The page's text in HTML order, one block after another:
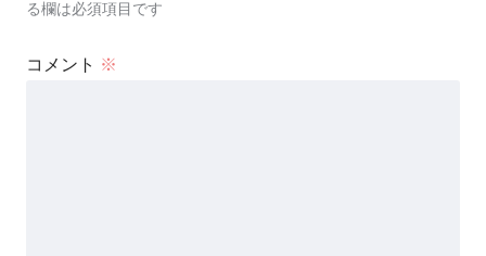
る欄は必須項目です
コメント ※